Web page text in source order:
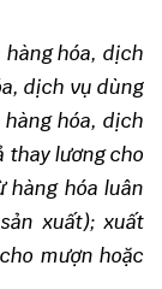
hàng hóa, dịch
dịch vụ dùng
hóa, dịch
thay lương cho
hàng hóa luân
xuất); xuất
mượn hoặc